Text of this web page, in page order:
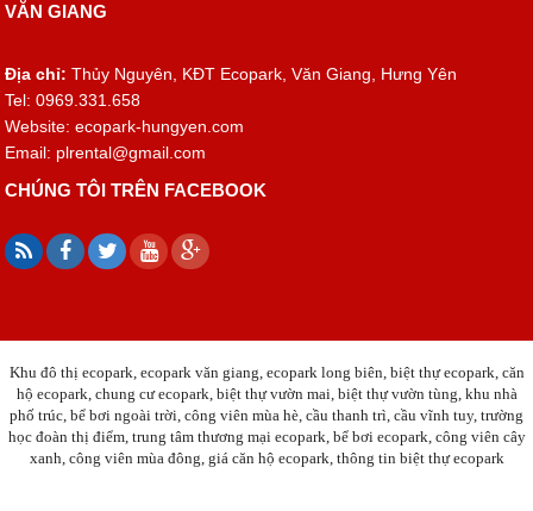
VĂN GIANG
Địa chỉ: Thủy Nguyên, KĐT Ecopark, Văn Giang, Hưng Yên
Tel: 0969.331.658
Website: ecopark-hungyen.com
Email: plrental@gmail.com
CHÚNG TÔI TRÊN FACEBOOK
Khu đô thị ecopark, ecopark văn giang, ecopark long biên, biệt thự ecopark, căn
hộ ecopark, chung cư ecopark, biệt thự vườn mai, biệt thự vườn tùng, khu nhà
phố trúc, bể bơi ngoài trời, công viên mùa hè, cầu thanh trì, cầu vĩnh tuy, trường
học đoàn thị điểm, trung tâm thương mại ecopark, bể bơi ecopark, công viên cây
xanh, công viên mùa đông, giá căn hộ ecopark, thông tin biệt thự ecopark